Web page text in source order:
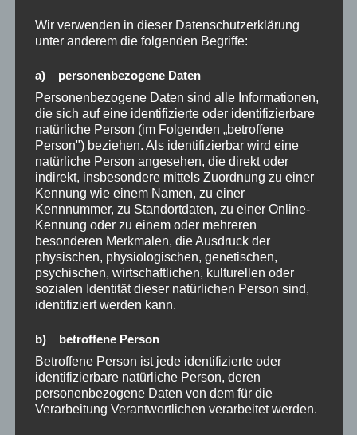
ARCHIV
Mai 2026
März 2026
Januar 2026
Dezember 2025
Oktober 2025
November 2024
August 2024
Juli 2024
Mai 2023
März 2023
Wir verwenden in dieser Datenschutzerklärung
unter anderem die folgenden Begriffe:
a) personenbezogene Daten
Personenbezogene Daten sind alle Informationen,
die sich auf eine identifizierte oder identifizierbare
natürliche Person (im Folgenden „betroffene
Person") beziehen. Als identifizierbar wird eine
natürliche Person angesehen, die direkt oder
indirekt, insbesondere mittels Zuordnung zu einer
Kennung wie einem Namen, zu einer
Kennnummer, zu Standortdaten, zu einer Online-
Kennung oder zu einem oder mehreren
besonderen Merkmalen, die Ausdruck der
physischen, physiologischen, genetischen,
psychischen, wirtschaftlichen, kulturellen oder
sozialen Identität dieser natürlichen Person sind,
identifiziert werden kann.
b) betroffene Person
Betroffene Person ist jede identifizierte oder
identifizierbare natürliche Person, deren
personenbezogene Daten von dem für die
Verarbeitung Verantwortlichen verarbeitet werden.